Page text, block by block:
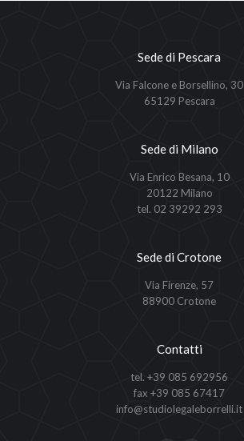
Sede di Pescara
Via Falcone e Borsellino, 30
65129 Pescara
Sede di Milano
Via Enrico Besana, 10
20122 Milano
tel. 02 39292 293
Sede di Crotone
Via Firenze, 57
88900 Crotone
Contatti
tel. +39 085 692956
fax +39 085 67417
info@studiolegaleborrelli.it